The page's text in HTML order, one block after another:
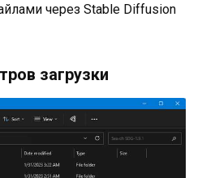
через Stable Diffusion
загрузки